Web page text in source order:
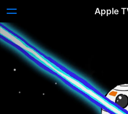
Apple